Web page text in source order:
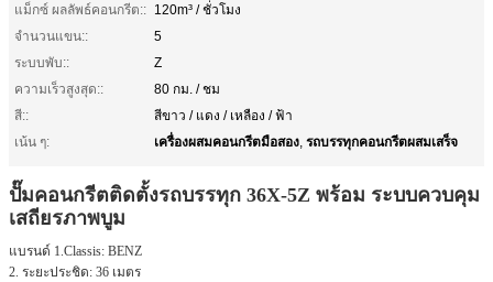
แม็กซ์ ผลลัพธ์คอนกรีต:: 120m³ / ชั่วโมง
จำนวนแขน::
5
ระบบพับ::
Z
ความเร็วสูงสุด::
80 กม. / ชม
สี::
สีขาว / แดง / เหลือง / ฟ้า
เน้น ๆ:
เครื่องผสมคอนกรีตมือสอง, รถบรรทุกคอนกรีตผสมเสร็จ
ปั๊มคอนกรีตติดตั้งรถบรรทุก 36X-5Z พร้อม ระบบควบคุม
เสถียรภาพบูม
แบรนด์ 1.Classis: BENZ
2. ระยะประชิด: 36 เมตร